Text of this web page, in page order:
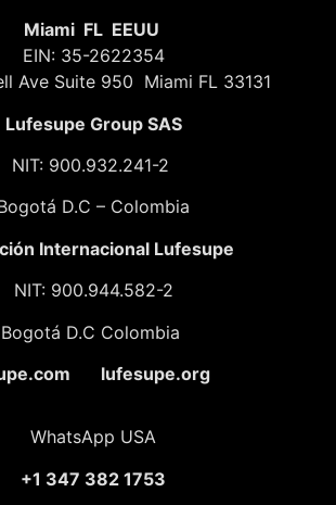
Miami FL EEUU
EIN: 35-2622354
Ave Suite 950 Miami FL 33131
Lufesupe Group SAS
NIT: 900.932.241-2
D.C – Colombia
Internacional Lufesupe
NIT: 900.944.582-2
Bogotá D.C Colombia
lufesupe.org
WhatsApp USA
+1 347 382 1753